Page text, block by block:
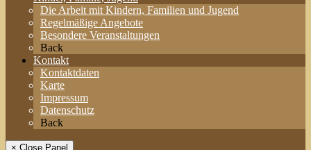
Die Arbeit mit Kindern, Familien und Jugend
Regelmäßige Angebote
Besondere Veranstaltungen
Back
Kontakt
Kontaktdaten
Karte
Impressum
Datenschutz
Back
× Close Panel